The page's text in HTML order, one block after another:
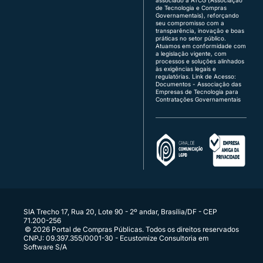
O Item 0021 foi adjudicado por Marcio da Paixão
O Item 0013 foi adjudicado por Marcio da Paixão
O Item 0010 foi adjudicado por Marcio da Paixão
O Item 0006 foi adjudicado por Marcio da
Paixão Rodrigues.
22/06/2026 13:25:21 | Sistema
(48) 3771-4672 | (51) 3103-9615
(61) 3120-3700 | (61) 3142-4887
Atendimento de segunda a sexta, das 8h às 18h
(horário de Brasília), exceto feriados.
Quer vender para o governo?
fornecedor@portaldecompraspublicas.com.b
comprador@portaldecompraspublicas.com.b
Conecte seus sistemas diretamente ao Portal
de Tecnologia e Compras
Governamentais), reforçando
seu compromisso com a
transparência, inovação e boas
práticas no setor público.
Atuamos em conformidade com
a legislação vigente, com
processos e soluções alinhados
às exigências legais e
regulatórias. Link de Acesso:
Documentos - Associação das
Empresas de Tecnologia para
Contratações Governamentais
SIA Trecho 17, Rua 20, Lote 90 - 2º andar, Brasília/DF - CEP
71.200-256
© 2026 Portal de Compras Públicas. Todos os direitos reservados
CNPJ: 09.397.355/0001-30 - Ecustomize Consultoria em
Software S/A